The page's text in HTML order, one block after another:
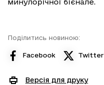
Поділитись новиною:
Facebook Twitter
Версія для друку